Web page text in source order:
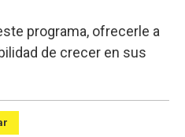
programa, ofrecerle a
de crecer en sus